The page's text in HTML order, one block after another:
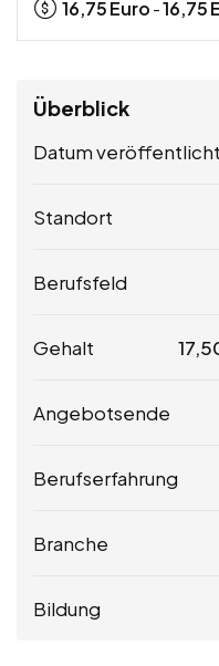
16,75Euro -16,75
Überblick
Datum veröffentlicht
Standort
Berufsfeld
Gehalt
Angebotsende
Berufserfahrung
Branche
Bildung